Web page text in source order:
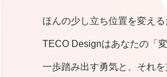
ほんの少し立ち位置を変え
TECO Designはあなたの「
一歩踏み出す勇気と、それ